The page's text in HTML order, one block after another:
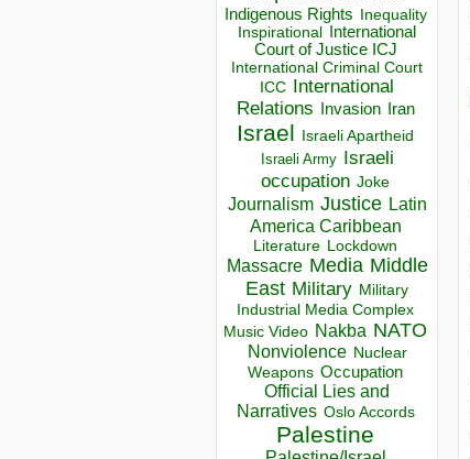
Indigenous Rights Inequality
Inspirational
International
Court of Justice ICJ
International Criminal Court
ICC
International
Relations
Invasion Iran
Israel Israeli Apartheid
Israeli Army Israeli
occupation Joke
Journalism Justice Latin
America Caribbean
Literature Lockdown
Massacre Media Middle
East Military Military
Industrial Media Complex
Music Video Nakba NATO
Nonviolence Nuclear
Weapons Occupation
Official Lies and
Narratives Oslo Accords
Palestine